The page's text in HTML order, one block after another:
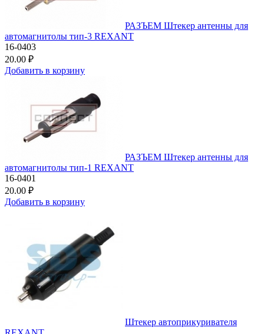
РАЗЪЕМ Штекер антенны для
автомагнитолы тип-3 REXANT
16-0403
20.00 ₽
Добавить в корзину
РАЗЪЕМ Штекер антенны для
автомагнитолы тип-1 REXANT
16-0401
20.00 ₽
Добавить в корзину
Штекер автоприкуривателя